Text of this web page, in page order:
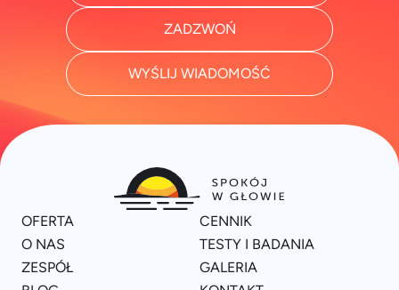
ZADZWOŃ
WYŚLIJ WIADOMOŚĆ
OFERTA
CENNIK
O NAS
TESTY I BADANIA
ZESPÓŁ
GALERIA